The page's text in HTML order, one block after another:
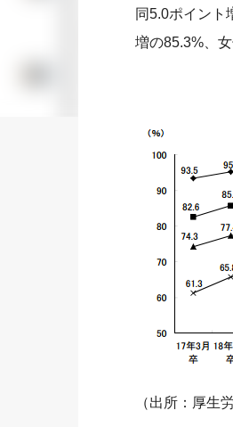
同5.0ポイント
増の85.3%、
（出所：厚生